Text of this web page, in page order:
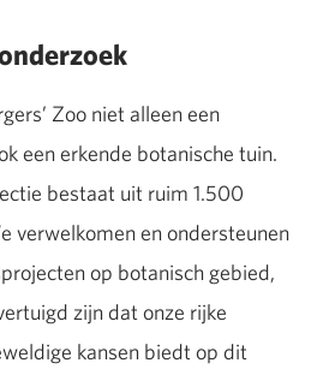
Zoo niet alleen een
een erkende botanische tuin.
bestaat uit ruim 1.500
verwelkomen en ondersteunen
op botanisch gebied,
zijn dat onze rijke
kansen biedt op dit